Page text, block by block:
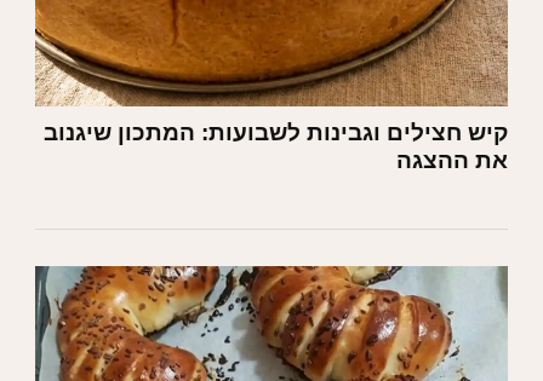
קיש חצילים וגבינות לשבועות: המתכון שיגנוב
את ההצגה